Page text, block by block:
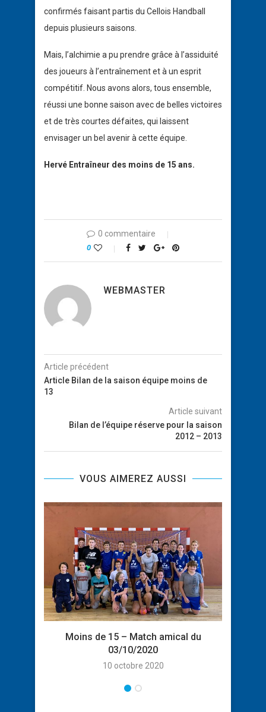
confirmés faisant partis du Cellois Handball
depuis plusieurs saisons.
Mais, l’alchimie a pu prendre grâce à l’assiduité
des joueurs à l’entraînement et à un esprit
compétitif. Nous avons alors, tous ensemble,
réussi une bonne saison avec de belles victoires
et de très courtes défaites, qui laissent
envisager un bel avenir à cette équipe.
Hervé Entraîneur des moins de 15 ans.
0 commentaire
0
WEBMASTER
Article précédent
Article Bilan de la saison équipe moins de
13
Article suivant
Bilan de l’équipe réserve pour la saison
2012 – 2013
VOUS AIMEREZ AUSSI
Moins de 15 – Match amical du
03/10/2020
10 octobre 2020